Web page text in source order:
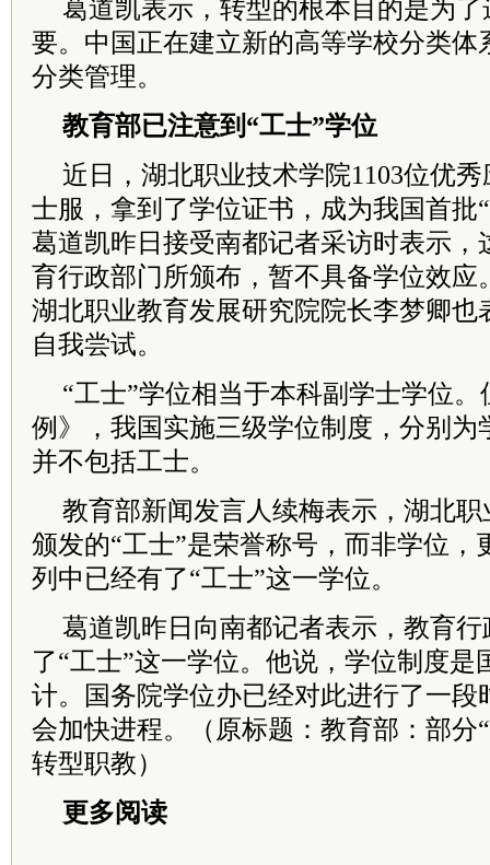
葛道凯表示，转型的根本目的是为
要。中国正在建立新的高等学校分类体
分类管理。
教育部已注意到“工士”学位
近日，湖北职业技术学院1103位优
士服，拿到了学位证书，成为我国首批
葛道凯昨日接受南都记者采访时表示，
育行政部门所颁布，暂不具备学位效应
湖北职业教育发展研究院院长李梦卿也
自我尝试。
“工士”学位相当于本科副学士学位
例》，我国实施三级学位制度，分别为
并不包括工士。
教育部新闻发言人续梅表示，湖北
颁发的“工士”是荣誉称号，而非学位，
列中已经有了“工士”这一学位。
葛道凯昨日向南都记者表示，教育
了“工士”这一学位。他说，学位制度是
计。国务院学位办已经对此进行了一段
会加快进程。（原标题：教育部：部分
转型职教）
更多阅读